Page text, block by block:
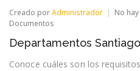
Creado porAdministrador No
Documentos
Departamentos Santiago
Conoce cuáles son los